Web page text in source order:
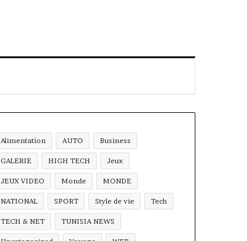
Alimentation AUTO Business
GALERIE HIGH TECH Jeux
JEUX VIDEO Monde MONDE
NATIONAL SPORT Style de vie Tech
TECH & NET TUNISIA NEWS